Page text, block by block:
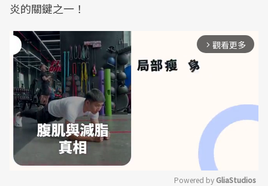
炎的關鍵之一！
arrow_forward_ios 觀看更多
Powered by GliaStudios